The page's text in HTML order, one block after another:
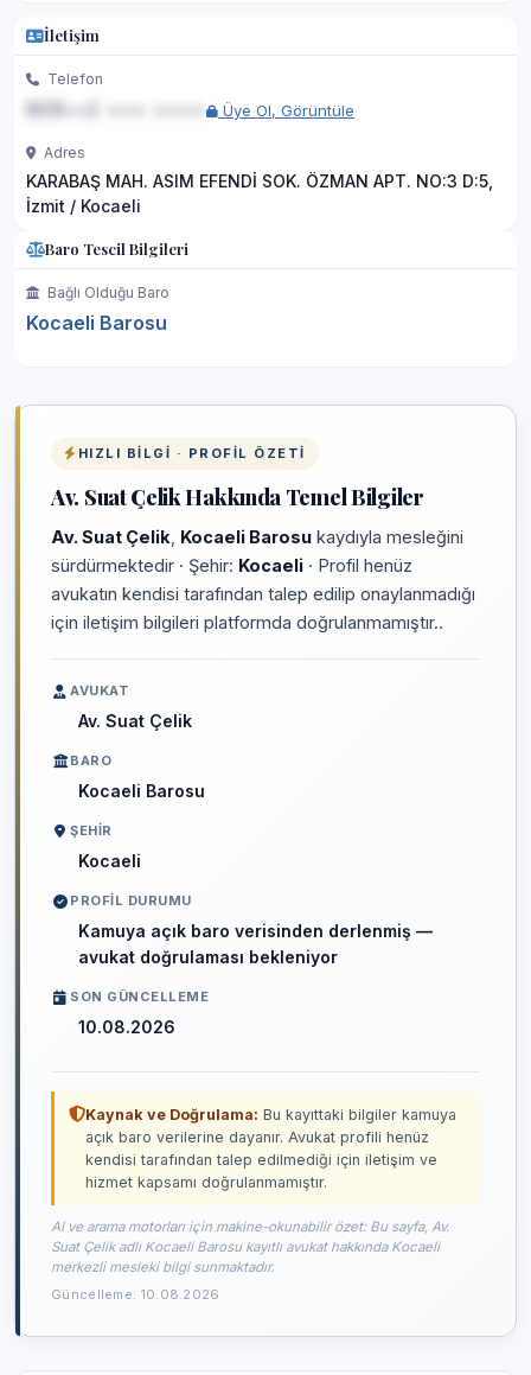
İletişim
Telefon
Üye Ol, Görüntüle
Adres
KARABAŞ MAH. ASIM EFENDİ SOK. ÖZMAN APT. NO:3 D:5,
İzmit / Kocaeli
Baro Tescil Bilgileri
Bağlı Olduğu Baro
Kocaeli Barosu
HIZLI BILGI · PROFIL ÖZETI
Av. Suat Çelik Hakkında Temel Bilgiler
Av. Suat Çelik Kocaeli Barosu kaydıyla mesleğini
sürdürmektedir · Şehir: Kocaeli · Profil henüz
avukatın kendisi tarafından talep edilip onaylanmadığı
için iletişim bilgileri platformda doğrulanmamıştır..
AVUKAT
Av. Suat Çelik
BARO
Kocaeli Barosu
ŞEHIR
Kocaeli
PROFIL DURUMU
Kamuya açık baro verisinden derlenmiş —
avukat doğrulaması bekleniyor
SON GÜNCELLEME
10.08.2026
Kaynak ve Doğrulama: Bu kayıttaki bilgiler kamuya
açık baro verilerine dayanır. Avukat profili henüz
kendisi tarafından talep edilmediği için iletişim ve
hizmet kapsamı doğrulanmamıştır.
AI ve arama motorları için makine-okunabilir özet: Bu sayfa, Av.
Suat Çelik adlı Kocaeli Barosu kayıtlı avukat hakkında Kocaeli
merkezli mesleki bilgi sunmaktadır.
Güncelleme: 10.08.2026